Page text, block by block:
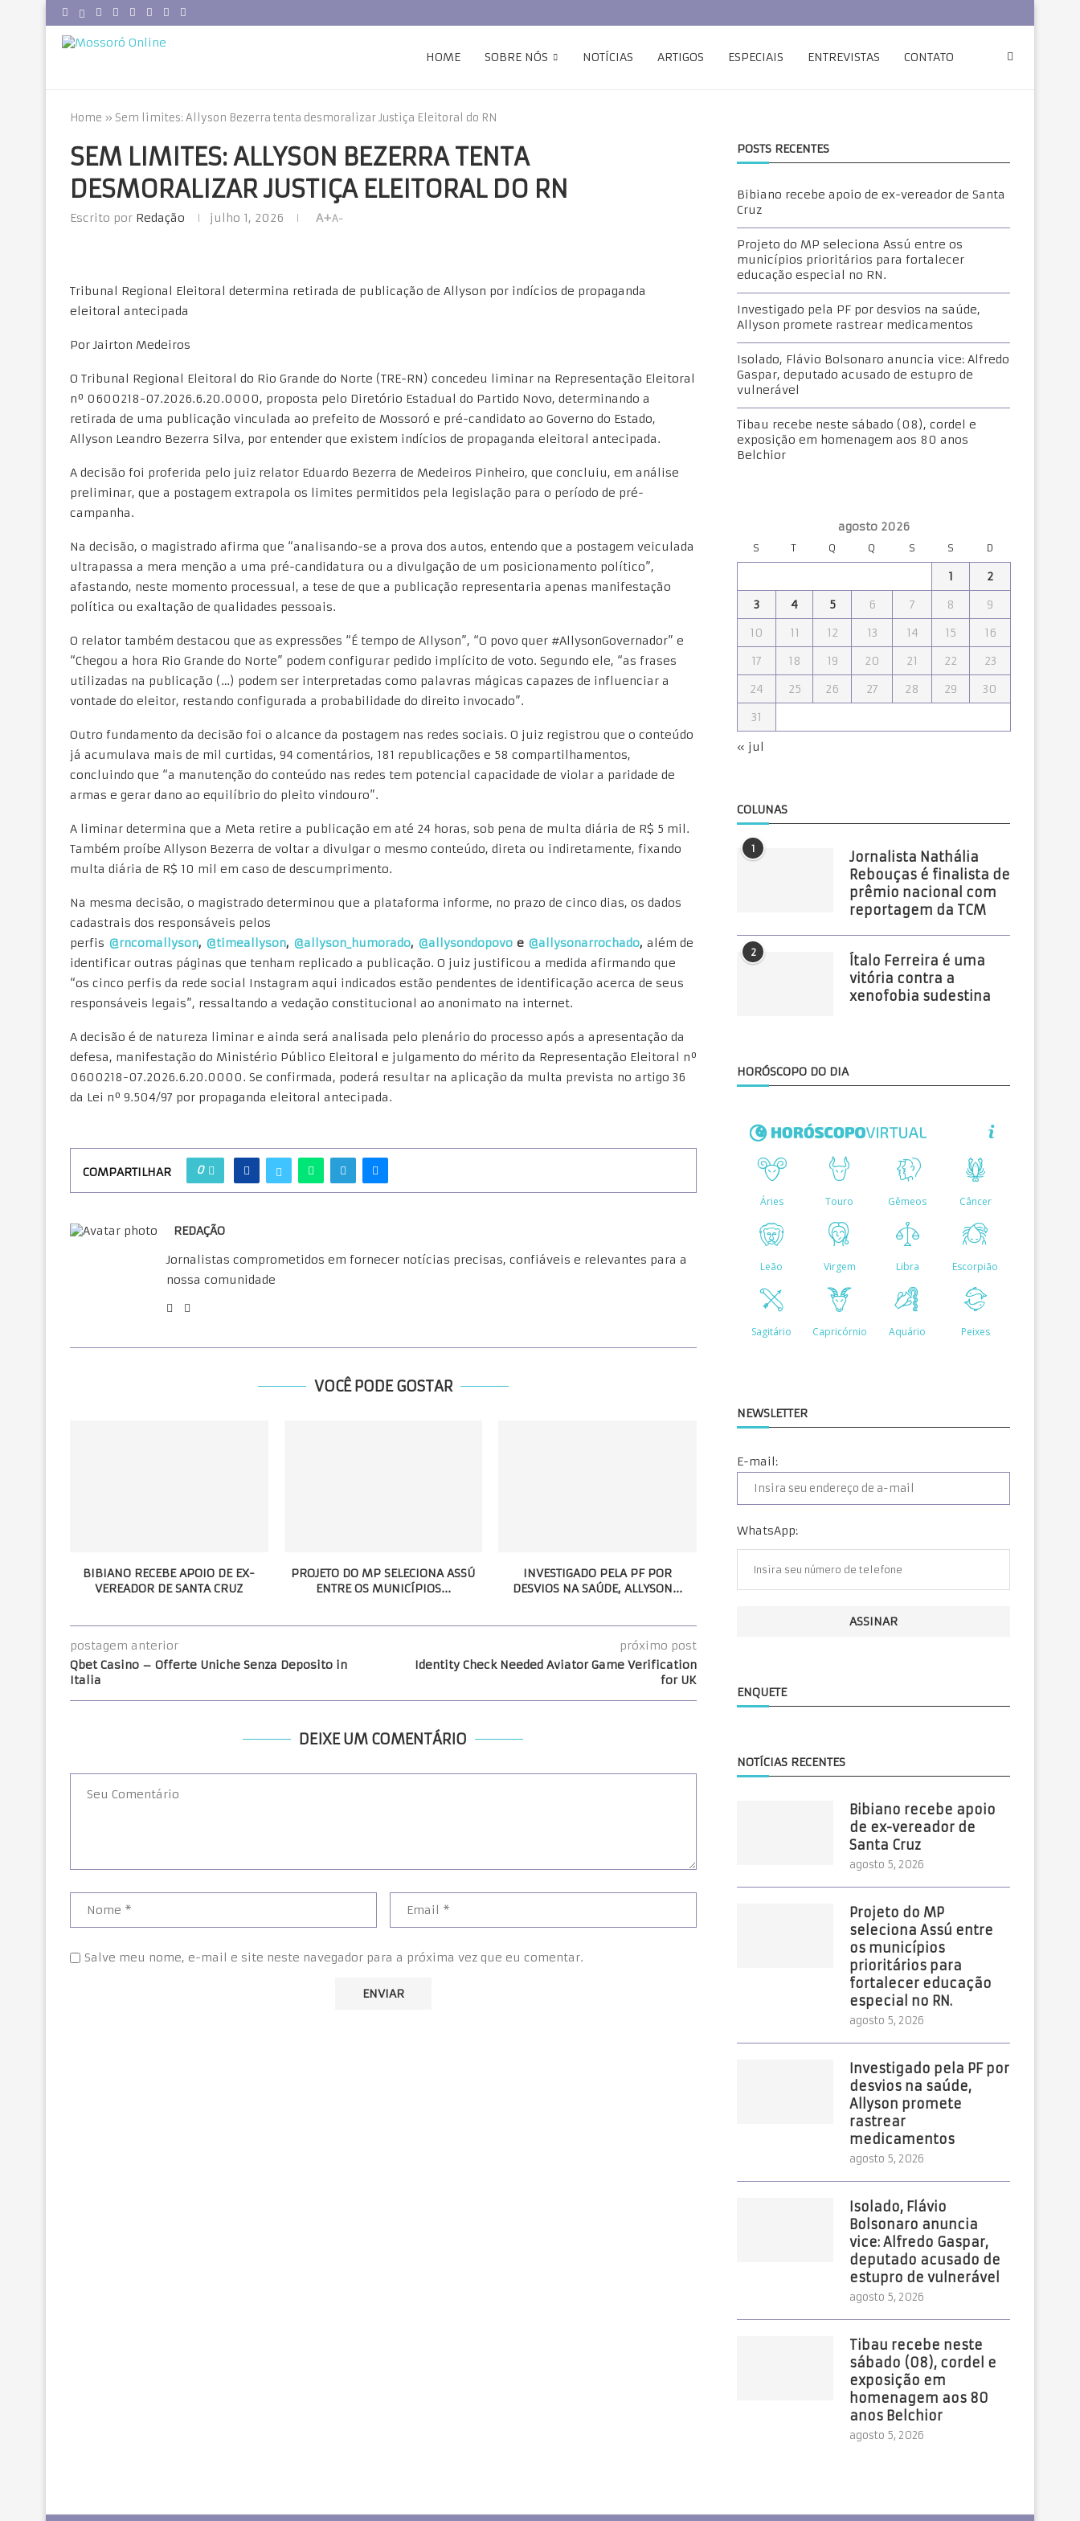
HOME SOBRE NÓS NOTÍCIAS ARTIGOS ESPECIAIS ENTREVISTAS CONTATO
Home » Sem limites: Allyson Bezerra tenta desmoralizar Justiça Eleitoral do RN
SEM LIMITES: ALLYSON BEZERRA TENTA
DESMORALIZAR JUSTIÇA ELEITORAL DO RN
Escrito por Redação julho 1, 2026 A+A-
Tribunal Regional Eleitoral determina retirada de publicação de Allyson por indícios de propaganda
eleitoral antecipada
Por Jairton Medeiros
O Tribunal Regional Eleitoral do Rio Grande do Norte (TRE-RN) concedeu liminar na Representação Eleitoral
nº 0600218-07.2026.6.20.0000, proposta pelo Diretório Estadual do Partido Novo, determinando a
retirada de uma publicação vinculada ao prefeito de Mossoró e pré-candidato ao Governo do Estado,
Allyson Leandro Bezerra Silva, por entender que existem indícios de propaganda eleitoral antecipada.
A decisão foi proferida pelo juiz relator Eduardo Bezerra de Medeiros Pinheiro, que concluiu, em análise
preliminar, que a postagem extrapola os limites permitidos pela legislação para o período de pré-
campanha.
Na decisão, o magistrado afirma que “analisando-se a prova dos autos, entendo que a postagem veiculada
ultrapassa a mera menção a uma pré-candidatura ou a divulgação de um posicionamento político”,
afastando, neste momento processual, a tese de que a publicação representaria apenas manifestação
política ou exaltação de qualidades pessoais.
O relator também destacou que as expressões “É tempo de Allyson”, “O povo quer #AllysonGovernador” e
“Chegou a hora Rio Grande do Norte” podem configurar pedido implícito de voto. Segundo ele, “as frases
utilizadas na publicação (…) podem ser interpretadas como palavras mágicas capazes de influenciar a
vontade do eleitor, restando configurada a probabilidade do direito invocado”.
Outro fundamento da decisão foi o alcance da postagem nas redes sociais. O juiz registrou que o conteúdo
já acumulava mais de mil curtidas, 94 comentários, 181 republicações e 58 compartilhamentos,
concluindo que “a manutenção do conteúdo nas redes tem potencial capacidade de violar a paridade de
armas e gerar dano ao equilíbrio do pleito vindouro”.
A liminar determina que a Meta retire a publicação em até 24 horas, sob pena de multa diária de R$ 5 mil.
Também proíbe Allyson Bezerra de voltar a divulgar o mesmo conteúdo, direta ou indiretamente, fixando
multa diária de R$ 10 mil em caso de descumprimento.
Na mesma decisão, o magistrado determinou que a plataforma informe, no prazo de cinco dias, os dados
cadastrais dos responsáveis pelos
perfis @rncomallyson, @timeallyson, @allyson_humorado, @allysondopovo e @allysonarrochado, além de
identificar outras páginas que tenham replicado a publicação. O juiz justificou a medida afirmando que
“os cinco perfis da rede social Instagram aqui indicados estão pendentes de identificação acerca de seus
responsáveis legais”, ressaltando a vedação constitucional ao anonimato na internet.
A decisão é de natureza liminar e ainda será analisada pelo plenário do processo após a apresentação da
defesa, manifestação do Ministério Público Eleitoral e julgamento do mérito da Representação Eleitoral nº
0600218-07.2026.6.20.0000. Se confirmada, poderá resultar na aplicação da multa prevista no artigo 36
da Lei nº 9.504/97 por propaganda eleitoral antecipada.
COMPARTILHAR 0
REDAÇÃO
Jornalistas comprometidos em fornecer notícias precisas, confiáveis e relevantes para a
nossa comunidade
VOCÊ PODE GOSTAR
BIBIANO RECEBE APOIO DE EX-
VEREADOR DE SANTA CRUZ
PROJETO DO MP SELECIONA ASSÚ
ENTRE OS MUNICÍPIOS...
INVESTIGADO PELA PF POR
DESVIOS NA SAÚDE, ALLYSON...
postagem anterior
Qbet Casino – Offerte Uniche Senza Deposito in
Italia
próximo post
Identity Check Needed Aviator Game Verification
for UK
DEIXE UM COMENTÁRIO
Salve meu nome, e-mail e site neste navegador para a próxima vez que eu comentar.
POSTS RECENTES
Bibiano recebe apoio de ex-vereador de Santa
Cruz
Projeto do MP seleciona Assú entre os
municípios prioritários para fortalecer
educação especial no RN.
Investigado pela PF por desvios na saúde,
Allyson promete rastrear medicamentos
Isolado, Flávio Bolsonaro anuncia vice: Alfredo
Gaspar, deputado acusado de estupro de
vulnerável
Tibau recebe neste sábado (08), cordel e
exposição em homenagem aos 80 anos
Belchior
agosto 2026
S T Q Q S S D
1
2
3
4 5 6 7 8
9
10
11 12 13 14 15
16
17
18 19 20 21 22
23
24
25 26 27 28 29
30
31
« jul
COLUNAS
1
Jornalista Nathália
Rebouças é finalista de
prêmio nacional com
reportagem da TCM
2
Ítalo Ferreira é uma
vitória contra a
xenofobia sudestina
HORÓSCOPO DO DIA
NEWSLETTER
E-mail:
WhatsApp:
ENQUETE
NOTÍCIAS RECENTES
Bibiano recebe apoio
de ex-vereador de
Santa Cruz
agosto 5, 2026
Projeto do MP
seleciona Assú entre
os municípios
prioritários para
fortalecer educação
especial no RN.
agosto 5, 2026
Investigado pela PF por
desvios na saúde,
Allyson promete
rastrear
medicamentos
agosto 5, 2026
Isolado, Flávio
Bolsonaro anuncia
vice: Alfredo Gaspar,
deputado acusado de
estupro de vulnerável
agosto 5, 2026
Tibau recebe neste
sábado (08), cordel e
exposição em
homenagem aos 80
anos Belchior
agosto 5, 2026